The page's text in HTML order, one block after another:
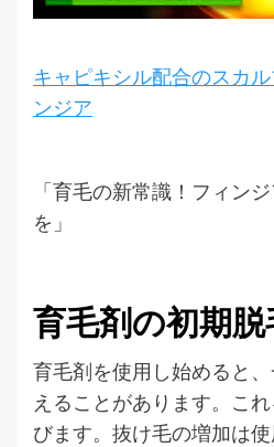
キャピキシル配合のスカ
ンジア
「育毛の新常識！フィン
を」
育毛剤の初期
育毛剤を使用し始めると
えることがあります。こ
びます。抜け毛の増加は